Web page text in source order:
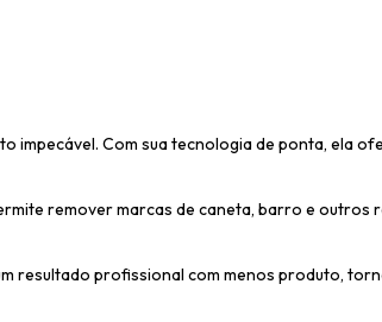
impecável. Com sua tecnologia de ponta, ela
remover marcas de caneta, barro e outros
resultado profissional com menos produto,